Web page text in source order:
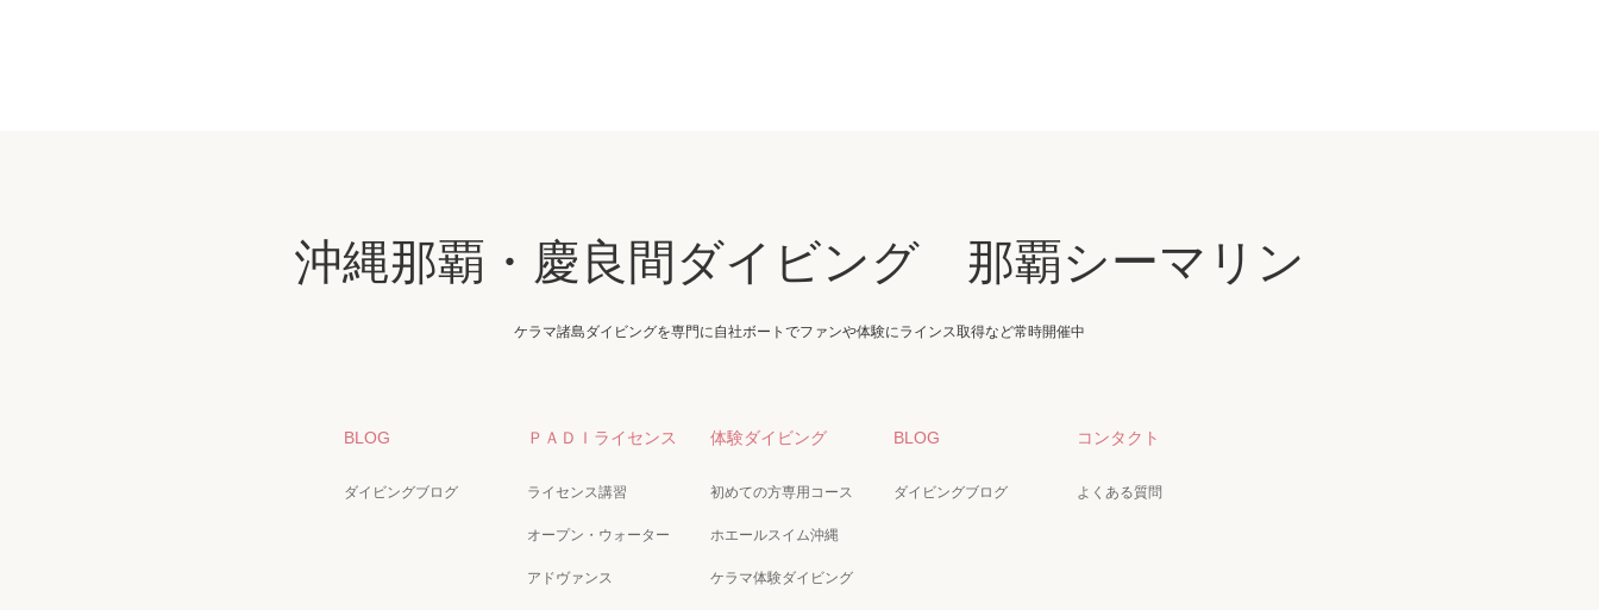
沖縄那覇・慶良間ダイビング 那覇シーマリン
ケラマ諸島ダイビングを専門に自社ボートでファンや体験にラインス取得など常時開催中
BLOG
ダイビングブログ
ＰＡＤＩライセンス
ライセンス講習
オープン・ウォーター
アドヴァンス
体験ダイビング
初めての方専用コース
ホエールスイム沖縄
ケラマ体験ダイビング
BLOG
ダイビングブログ
コンタクト
よくある質問